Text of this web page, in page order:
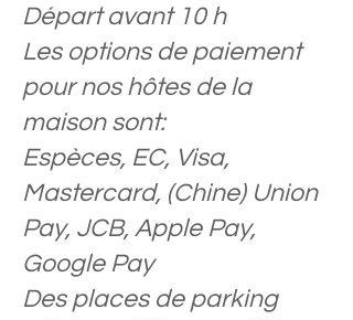
Départ avant 10 h
Les options de paiement
pour nos hôtes de la
maison sont:
Espèces, EC, Visa,
Mastercard, (Chine) Union
Pay, JCB, Apple Pay,
Google Pay
Des places de parking